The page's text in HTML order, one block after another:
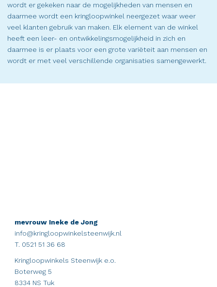
wordt er gekeken naar de mogelijkheden van mensen en
daarmee wordt een kringloopwinkel neergezet waar weer
veel klanten gebruik van maken. Elk element van de winkel
heeft een leer- en ontwikkelingsmogelijkheid in zich en
daarmee is er plaats voor een grote variëteit aan mensen en
wordt er met veel verschillende organisaties samengewerkt.
mevrouw Ineke de Jong
info@kringloopwinkelsteenwijk.nl
T. 0521 51 36 68
Kringloopwinkels Steenwijk e.o.
Boterweg 5
8334 NS Tuk